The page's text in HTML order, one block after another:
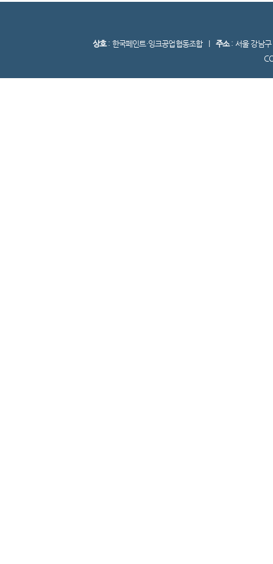
상호: 한국페인트·잉크공업협동조합 l 주소: 서울 강남